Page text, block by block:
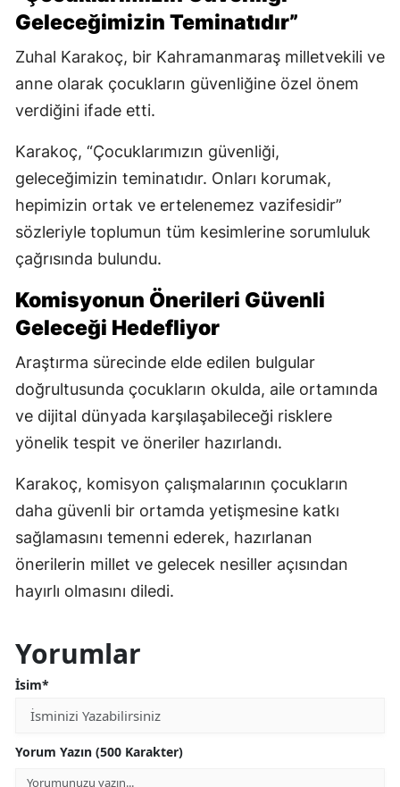
Geleceğimizin Teminatıdır”
Zuhal Karakoç, bir Kahramanmaraş milletvekili ve
anne olarak çocukların güvenliğine özel önem
verdiğini ifade etti.
Karakoç, “Çocuklarımızın güvenliği,
geleceğimizin teminatıdır. Onları korumak,
hepimizin ortak ve ertelenemez vazifesidir”
sözleriyle toplumun tüm kesimlerine sorumluluk
çağrısında bulundu.
Komisyonun Önerileri Güvenli
Geleceği Hedefliyor
Araştırma sürecinde elde edilen bulgular
doğrultusunda çocukların okulda, aile ortamında
ve dijital dünyada karşılaşabileceği risklere
yönelik tespit ve öneriler hazırlandı.
Karakoç, komisyon çalışmalarının çocukların
daha güvenli bir ortamda yetişmesine katkı
sağlamasını temenni ederek, hazırlanan
önerilerin millet ve gelecek nesiller açısından
hayırlı olmasını diledi.
Yorumlar
İsim*
Yorum Yazın (500 Karakter)